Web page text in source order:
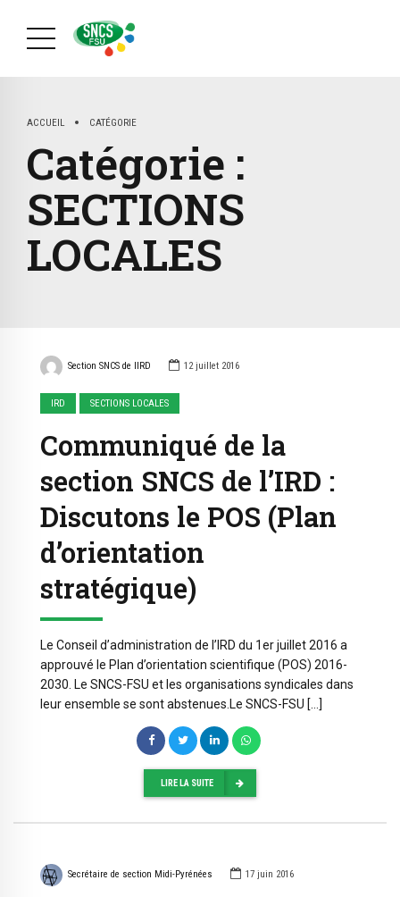
ACCUEIL CATÉGORIE
Catégorie :
SECTIONS
LOCALES
Section SNCS de lIRD 12 juillet 2016
IRD SECTIONS LOCALES
Communiqué de la
section SNCS de l’IRD :
Discutons le POS (Plan
d’orientation
stratégique)
Le Conseil d’administration de l’IRD du 1er juillet 2016 a
approuvé le Plan d’orientation scientifique (POS) 2016-
2030. Le SNCS-FSU et les organisations syndicales dans
leur ensemble se sont abstenues.Le SNCS-FSU […]
LIRE LA SUITE
Secrétaire de section Midi-Pyrénées 17 juin 2016